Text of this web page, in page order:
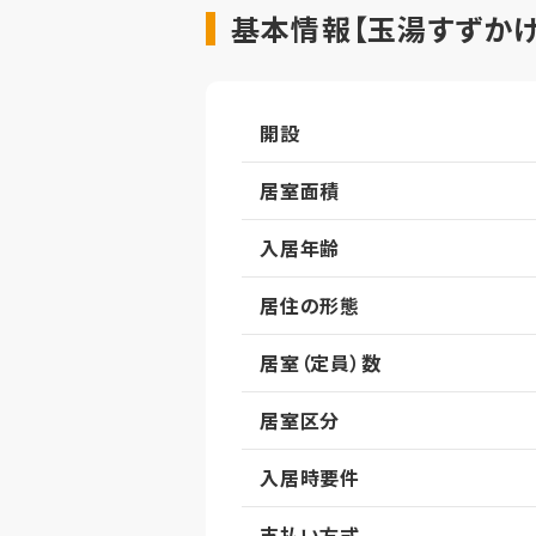
基本情報【玉湯すずか
開設
居室面積
入居年齢
居住の形態
居室（定員）数
居室区分
入居時要件